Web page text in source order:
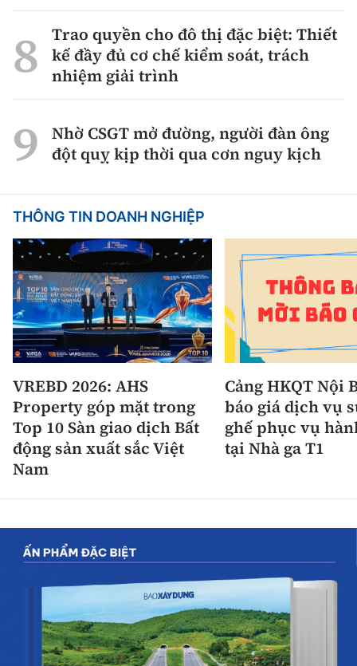
Trao quyền cho đô thị đặc biệt: Thiết
kế đầy đủ cơ chế kiểm soát, trách
nhiệm giải trình
Nhờ CSGT mở đường, người đàn ông
đột quỵ kịp thời qua cơn nguy kịch
THÔNG TIN DOANH NGHIỆP
VREBD 2026: AHS
Property góp mặt trong
Top 10 Sàn giao dịch Bất
động sản xuất sắc Việt
Nam
Cảng HKQT Nội
báo giá dịch vụ
ghế phục vụ
tại Nhà ga T1